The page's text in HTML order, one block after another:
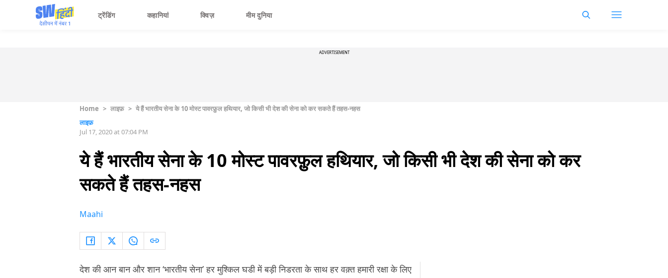
ट्रेंडिंग कहानियां क्विज़ मीम दुनिया
ADVERTISEMENT
Home > लाइफ़ > ये हैं भारतीय सेना के 10 मोस्ट पावरफ़ुल हथियार, जो किसी भी देश की सेना को कर सकते हैं तहस-नहस
लाइफ़
Jul 17, 2020 at 07:04 PM
ये हैं भारतीय सेना के 10 मोस्ट पावरफ़ुल हथियार, जो किसी भी देश की सेना को कर
सकते हैं तहस-नहस
Maahi
देश की आन बान और शान ‘भारतीय सेना’ हर मुश्किल घडी में बड़ी निडरता के साथ हर वक़्त हमारी रक्षा के लिए